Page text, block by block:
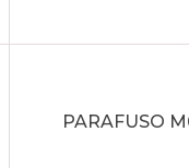
PARAFUSO